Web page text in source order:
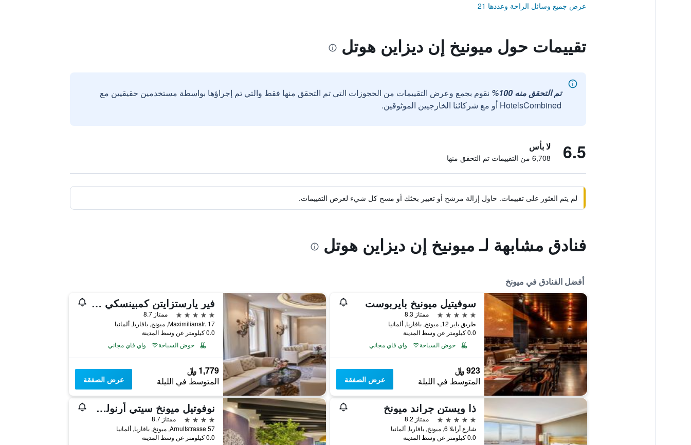
عرض جميع وسائل الراحة وعددها 21
تقييمات حول ميونيخ إن ديزاين هوتل
تم التحقق منه 100%
نقوم بجمع وعرض التقييمات من الحجوزات التي تم التحقق منها فقط والتي تم إجراؤها بواسطة مستخدمين حقيقيين مع
HotelsCombined أو مع شركائنا الخارجيين الموثوقين.
6.5 لا بأس
6,708 من التقييمات تم التحقق منها
لم يتم العثور على تقييمات. حاول إزالة مرشح أو تغيير بحثك أو مسح كل شيء لعرض التقييمات.
فنادق مشابهة لـ ميونيخ إن ديزاين هوتل
أفضل الفنادق في ميونخ
سوفيتيل ميونيخ بايربوست
5 نجوم
ممتاز 8.3
طريق باير 12, ميونخ, بافاريا, ألمانيا
0.0 كيلومتر عن وسط المدينة
حوض السباحة
واي فاي مجاني
923 ﷼
المتوسط في الليلة عرض الصفقة
فير يارستزايتن كمبينسكي ميونيخ
5 نجوم
ممتاز 8.7
Maximilianstr. 17, ميونخ, بافاريا, ألمانيا
0.0 كيلومتر عن وسط المدينة
حوض السباحة
واي فاي مجاني
1,779 ﷼
المتوسط في الليلة عرض الصفقة
ذا ويستن جراند ميونخ
5 نجوم
ممتاز 8.2
شارع أرابلا 6, ميونخ, بافاريا, ألمانيا
0.0 كيلومتر عن وسط المدينة
نوفوتيل ميونخ سيتي أرنولف بارك
4 نجوم
ممتاز 8.7
Arnulfstrasse 57, ميونخ, بافاريا, ألمانيا
0.0 كيلومتر عن وسط المدينة